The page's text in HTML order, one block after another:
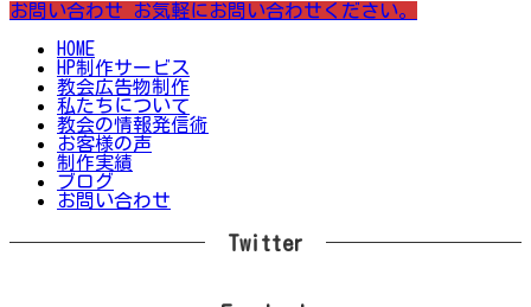
お問い合わせ
お気軽にお問い合わせください。
HOME
HP制作サービス
教会広告物制作
私たちについて
教会の情報発信術
お客様の声
制作実績
ブログ
お問い合わせ
Twitter